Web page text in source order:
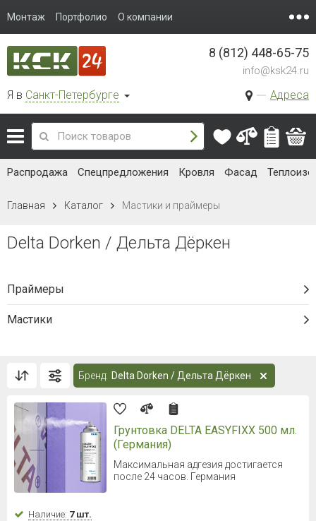
Монтаж Портфолио О компании
Я в Санкт-Петербурге Адреса
8 (812) 448-65-75
info@ksk24.ru
Распродажа Спецпредложения Кровля Фасад
Главная Каталог Мастики и праймеры
Delta Dorken / Дельта Дёркен
Праймеры
Мастики
Бренд: Delta Dorken / Дельта Дёркен
Грунтовка DELTA EASYFIXX 500 мл.
(Германия)
Максимальная адгезия достигается
после 24 часов. Германия
Наличие: 7 шт.